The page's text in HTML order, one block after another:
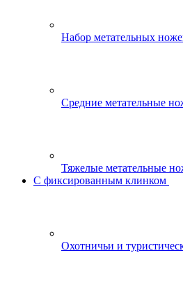
Набор метательных
Средние метательные
Тяжелые метательные
С фиксированным клинком
Охотничьи и